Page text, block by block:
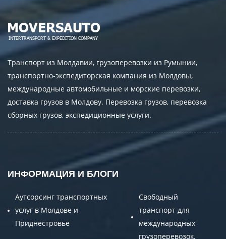
Транспорт из Молдавии, грузоперевозки из Румынии,
транспортно-экспедиторская компания из Молдовы,
международные автомобильные и морские перевозки,
доставка грузов в Молдову. Перевозка грузов, перевозка
сборных грузов, экспедиционные услуги.
ИНФОРМАЦИЯ И БЛОГИ
Аутсорсинг транспортных
услуг в Молдове и
Приднестровье
Свободный
транспорт для
международных
грузоперевозок.